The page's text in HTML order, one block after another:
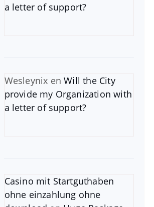
a letter of support?
Wesleynix enWill the City
provide my Organization with
a letter of support?
Casino mit Startguthaben
ohne einzahlung ohne